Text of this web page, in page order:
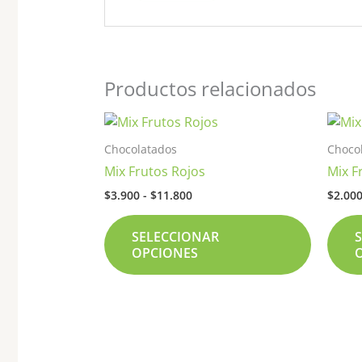
Productos relacionados
Chocolatados
Mix Frutos Rojos
$3.900 - $11.800
Rango
de
$3.900
hasta
SELECCIONAR
OPCIONES
Este
producto
tiene
Mix
$2.000